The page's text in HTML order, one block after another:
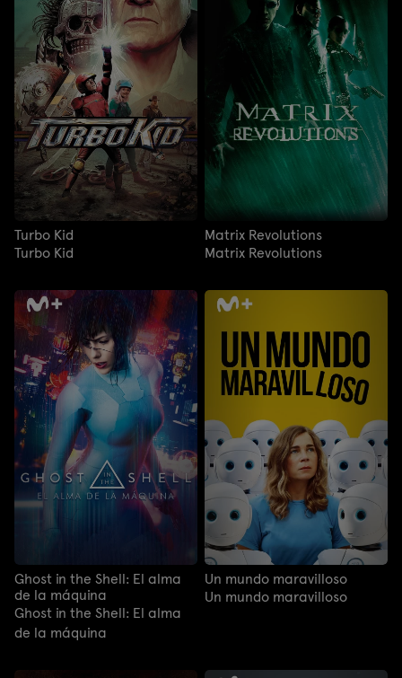
Turbo Kid
Turbo Kid
Matrix Revolutions
Matrix Revolutions
Ghost in the Shell: El alma
de la máquina
Ghost in the Shell: El alma
de la máquina
Un mundo maravilloso
Un mundo maravilloso